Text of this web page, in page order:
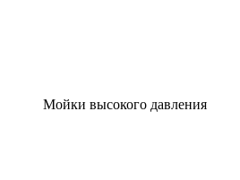
Мойки высокого давления